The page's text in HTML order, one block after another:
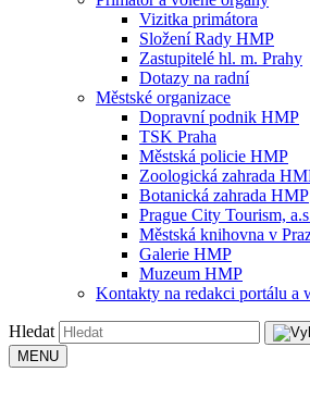
Vizitka primátora
Složení Rady HMP
Zastupitelé hl. m. Prahy
Dotazy na radní
Městské organizace
Dopravní podnik HMP
TSK Praha
Městská policie HMP
Zoologická zahrada
Botanická zahrada HMP
Prague City Tourism,
Městská knihovna v
Galerie HMP
Muzeum HMP
Kontakty na redakci portálu a
Hledat
MENU